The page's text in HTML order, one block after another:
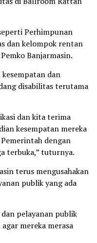
Perhimpunan
dan kelompok rentan
Banjarmasin.
dan
disabilitas terutama
dan kita terima
kesempatan mereka
dengan
terbuka,” tuturnya.
terus mengusahakan
publik yang ada
pelayanan publik
mereka merasa